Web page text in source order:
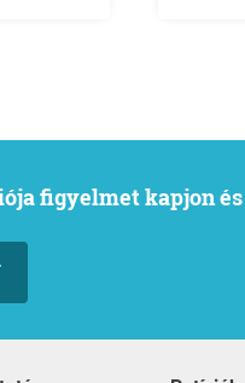
figyelmet kapjon